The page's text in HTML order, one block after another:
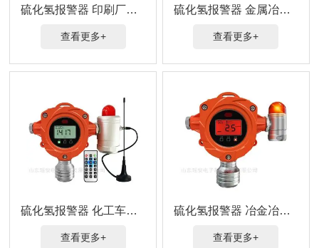
硫化氢报警器 印刷厂气体监测
查看更多+
硫化氢报警器 金属冶炼气体泄漏实时监测
查看更多+
硫化氢报警器 化工车间气体泄漏危险
查看更多+
硫化氢报警器 冶金冶炼气体泄漏危险
查看更多+